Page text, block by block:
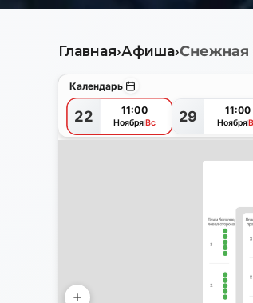
Главная›Афиша›Снежная
Календарь
22 11:00
НоябряВс 29 11:00
Ноября